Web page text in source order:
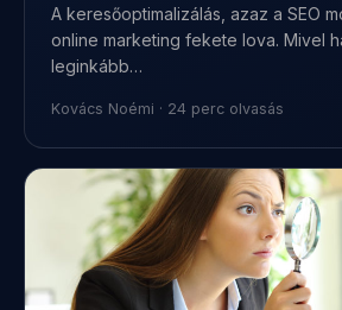
A keresőoptimalizálás, azaz a SEO
online marketing fekete lova. Mivel
leginkább…
Kovács Noémi · 24 perc olvasás